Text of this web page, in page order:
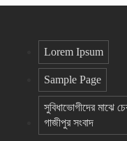
Lorem Ipsum
Sample Page
সুবিধাভোগীদের মাঝে
গাজীপুর সংবাদ